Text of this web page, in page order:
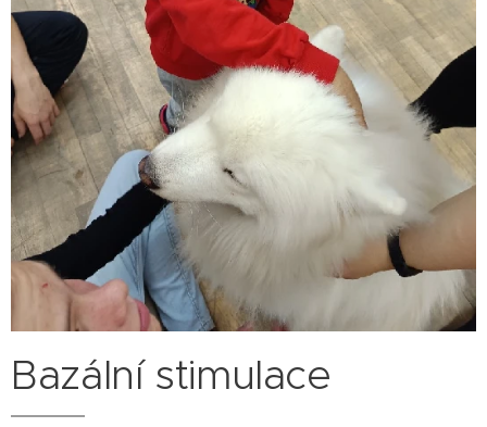
Bazální stimulace